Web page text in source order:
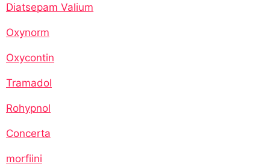
Diatsepam Valium
Oxynorm
Oxycontin
Tramadol
Rohypnol
Concerta
morfiini